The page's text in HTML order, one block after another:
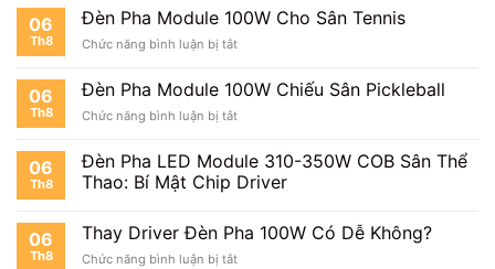
Pha
Module
100W
Sân
Lông
06
Th8
Đèn Pha Module 100W Cho Sân Tennis
Chức năng bình luận bị tắtở
Pha
Module
100W
Sân
Tennis
06
Th8
Đèn Pha Module 100W Chiếu Sân Pickleball
Chức năng bình luận bị tắtở
Pha
Module
100W
Sân
06
Th8
Đèn Pha LED Module 310-350W COB Sân Thể
Thao: Bí Mật Chip Driver
06
Th8
Thay Driver Đèn Pha 100W Có Dễ Không?
Chức năng bình luận bị tắtở